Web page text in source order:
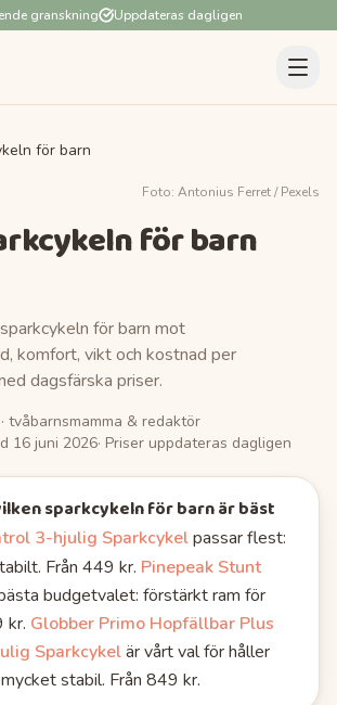
granskning Uppdateras dagligen
för barn
Foto: Antonius Ferret/ Pexels
för barn
för barn mot
komfort, vikt och kostnad per
dagsfärska priser.
· tvåbarnsmamma & redaktör
16 juni 2026· Priser uppdateras dagligen
sparkcykeln för barnär bäst
3-hjulig Sparkcykelpassar flest:
Från 449 kr. Pinepeak Stunt
budgetvalet: förstärkt ram för
kr. Globber Primo Hopfällbar Plus
Sparkcykelär vårt val för håller
stabil. Från 849 kr.